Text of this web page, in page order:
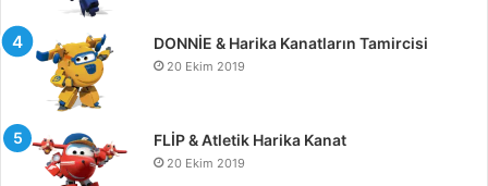
DONNİE & Harika Kanatların Tamircisi
20 Ekim 2019
FLİP & Atletik Harika Kanat
20 Ekim 2019